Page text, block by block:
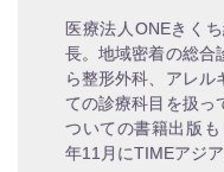
医療法人ONEきく
長。地域密着の総合
ら整形外科、アレル
ての診療科目を扱っ
ついての書籍出版
年11月にTIMEアジ